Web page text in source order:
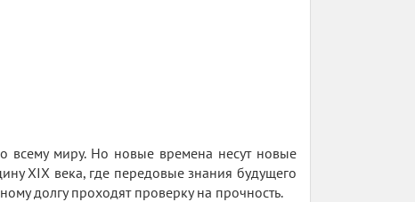
всему миру. Но новые времена несут новые
XIX века, где передовые знания будущего
долгу проходят проверку на прочность.